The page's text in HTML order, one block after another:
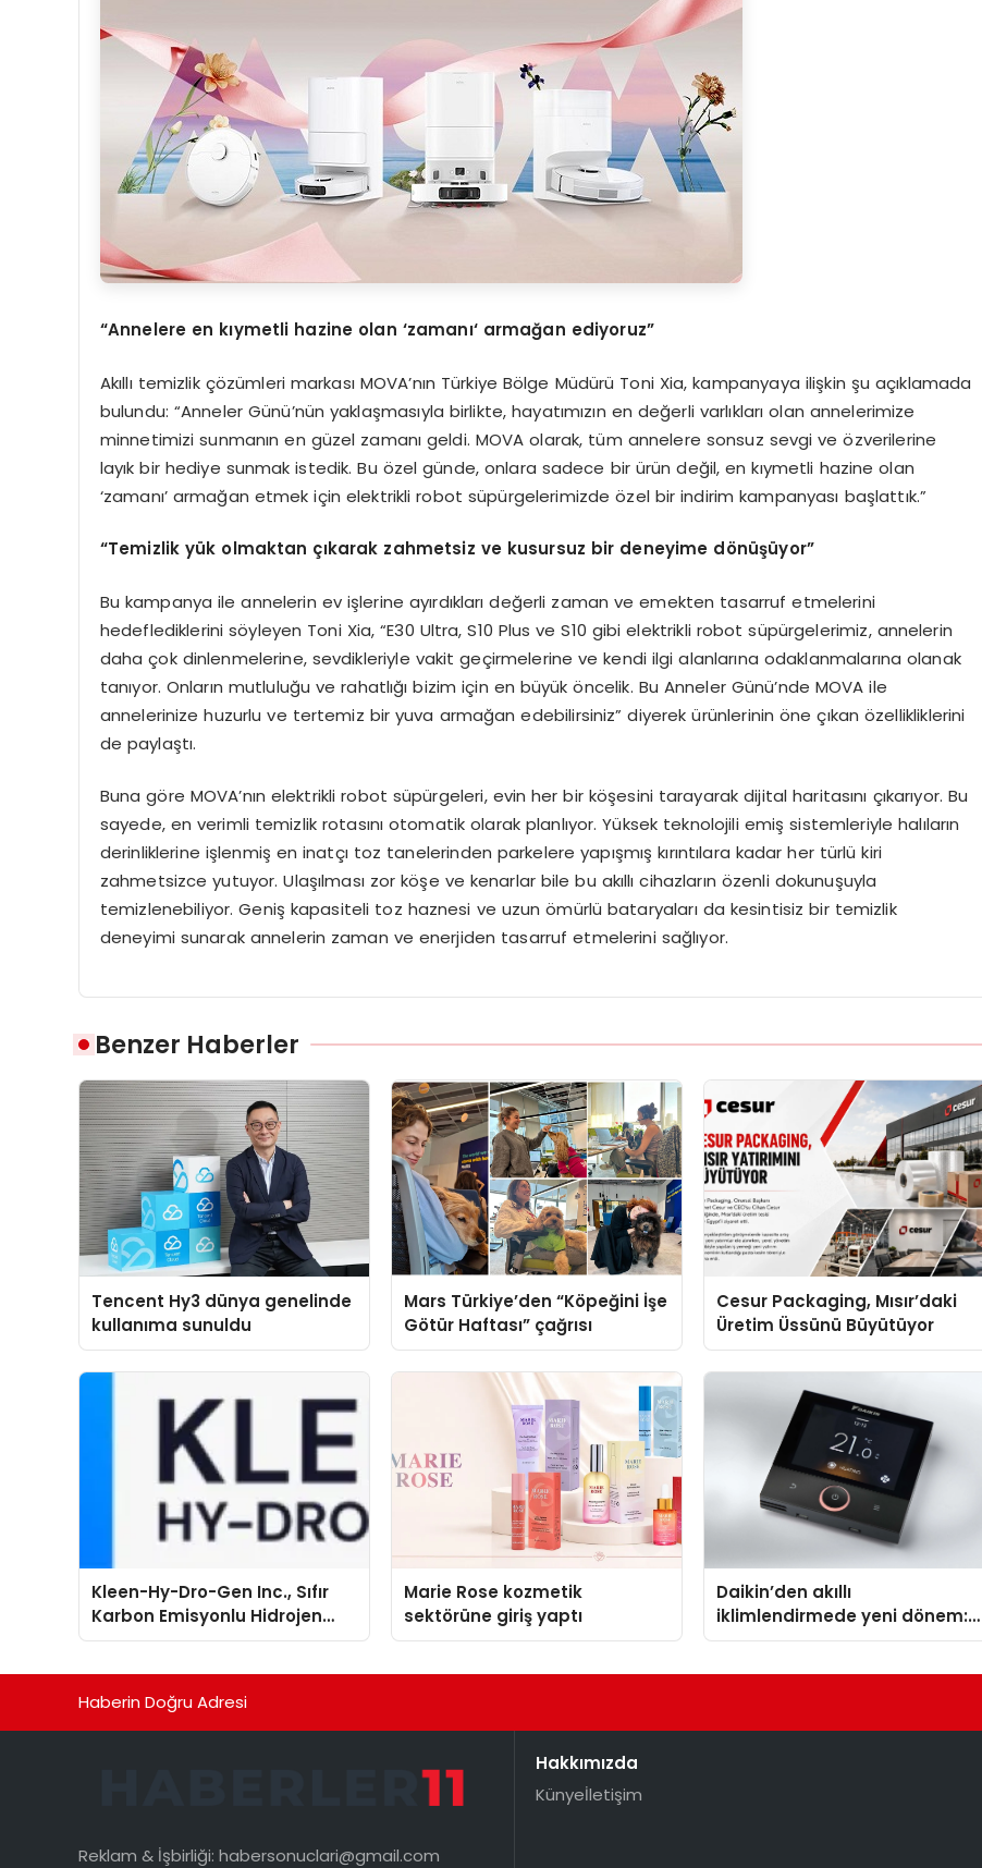
“Annelere en kıymetli hazine olan ‘zamanı‘ armağan ediyoruz”
Akıllı temizlik çözümleri markası MOVA’nın Türkiye Bölge Müdürü Toni Xia, kampanyaya ilişkin şu açıklamada
bulundu: “Anneler Günü’nün yaklaşmasıyla birlikte, hayatımızın en değerli varlıkları olan annelerimize
minnetimizi sunmanın en güzel zamanı geldi. MOVA olarak, tüm annelere sonsuz sevgi ve özverilerine
layık bir hediye sunmak istedik. Bu özel günde, onlara sadece bir ürün değil, en kıymetli hazine olan
‘zamanı’ armağan etmek için elektrikli robot süpürgelerimizde özel bir indirim kampanyası başlattık.”
“Temizlik yük olmaktan çıkarak zahmetsiz ve kusursuz bir deneyime dönüşüyor”
Bu kampanya ile annelerin ev işlerine ayırdıkları değerli zaman ve emekten tasarruf etmelerini
hedeflediklerini söyleyen Toni Xia, “E30 Ultra, S10 Plus ve S10 gibi elektrikli robot süpürgelerimiz, annelerin
daha çok dinlenmelerine, sevdikleriyle vakit geçirmelerine ve kendi ilgi alanlarına odaklanmalarına olanak
tanıyor. Onların mutluluğu ve rahatlığı bizim için en büyük öncelik. Bu Anneler Günü’nde MOVA ile
annelerinize huzurlu ve tertemiz bir yuva armağan edebilirsiniz” diyerek ürünlerinin öne çıkan özellikliklerini
de paylaştı.
Buna göre MOVA’nın elektrikli robot süpürgeleri, evin her bir köşesini tarayarak dijital haritasını çıkarıyor. Bu
sayede, en verimli temizlik rotasını otomatik olarak planlıyor. Yüksek teknolojili emiş sistemleriyle halıların
derinliklerine işlenmiş en inatçı toz tanelerinden parkelere yapışmış kırıntılara kadar her türlü kiri
zahmetsizce yutuyor. Ulaşılması zor köşe ve kenarlar bile bu akıllı cihazların özenli dokunuşuyla
temizlenebiliyor. Geniş kapasiteli toz haznesi ve uzun ömürlü bataryaları da kesintisiz bir temizlik
deneyimi sunarak annelerin zaman ve enerjiden tasarruf etmelerini sağlıyor.
Benzer Haberler
Tencent Hy3 dünya genelinde
kullanıma sunuldu
Mars Türkiye’den “Köpeğini İşe
Götür Haftası” çağrısı
Cesur Packaging, Mısır’daki
Üretim Üssünü Büyütüyor
Kleen-Hy-Dro-Gen Inc., Sıfır
Karbon Emisyonlu Hidrojen
Isıtma Teknolojisinde ISO ve
Marie Rose kozmetik
sektörüne giriş yaptı
Daikin’den akıllı
iklimlendirmede yeni dönem:
Madoka Plus Türkiye’de
Haberin Doğru Adresi
Reklam & İşbirliği: habersonuclari@gmail.com
Hakkımızda
Künyeİletişim